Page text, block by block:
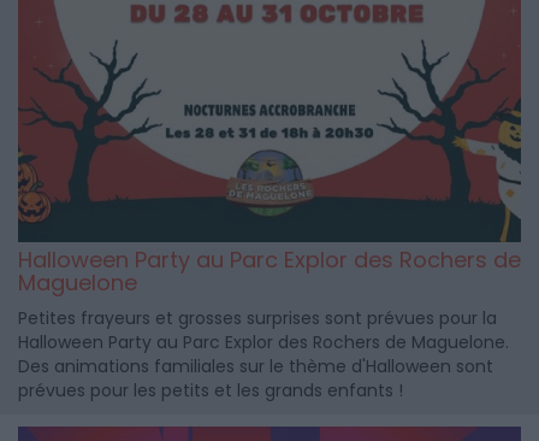
Halloween Party au Parc Explor des Rochers de
Maguelone
Petites frayeurs et grosses surprises sont prévues pour la
Halloween Party au Parc Explor des Rochers de Maguelone.
Des animations familiales sur le thème d'Halloween sont
prévues pour les petits et les grands enfants !